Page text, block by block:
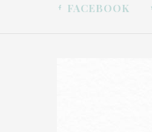
FACEBOOK